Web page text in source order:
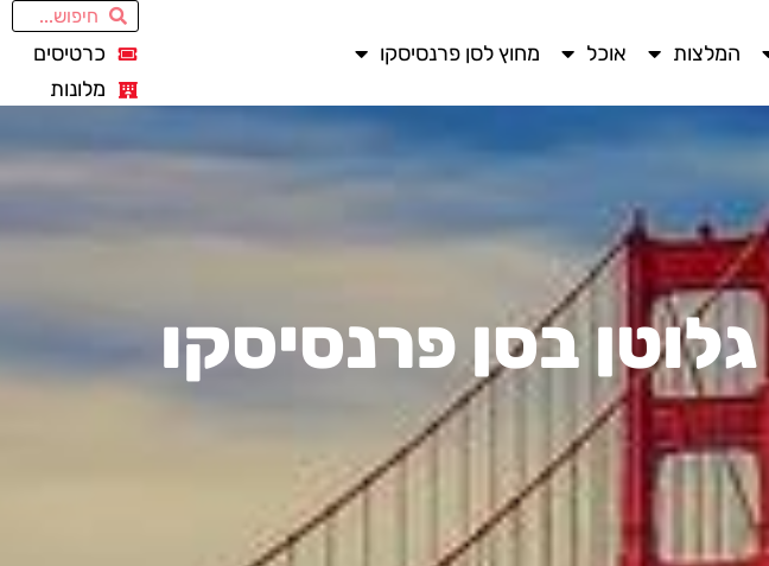
המלצות אוכל מחוץ לסן פרנסיסקו
כרטיסים
מלונות
בסן פרנסיסקו